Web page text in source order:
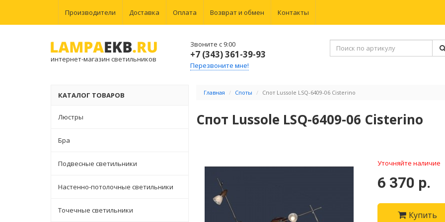
Производители Доставка Оплата Возврат и обмен Контакты
интернет-магазин светильников
Звоните с 9:00
+7 (343) 361-39-93
Перезвоните мне!
КАТАЛОГ ТОВАРОВ
Люстры
Бра
Подвесные светильники
Настенно-потолочные светильники
Точечные светильники
Главная Споты Спот Lussole LSQ-6409-06 Cisterino
Спот Lussole LSQ-6409-06 Cisterino
Уточняйте наличие
6 370 р.
Купить